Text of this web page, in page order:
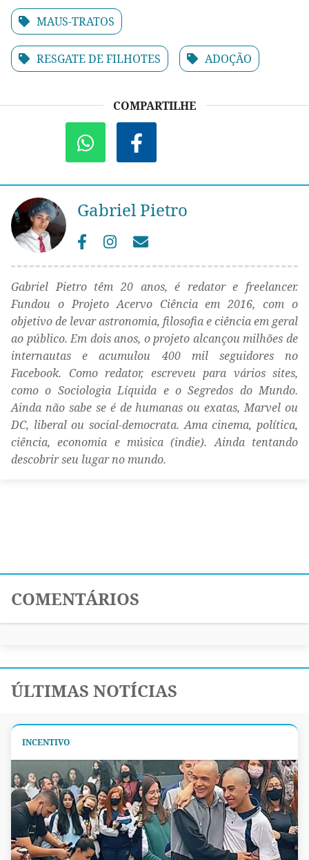
MAUS-TRATOS
RESGATE DE FILHOTES ADOÇÃO
COMPARTILHE
Gabriel Pietro
Gabriel Pietro têm 20 anos, é redator e freelancer.
Fundou o Projeto Acervo Ciência em 2016, com o
objetivo de levar astronomia, filosofia e ciência em geral
ao público. Em dois anos, o projeto alcançou milhões de
internautas e acumulou 400 mil seguidores no
Facebook. Como redator, escreveu para vários sites,
como o Sociologia Líquida e o Segredos do Mundo.
Ainda não sabe se é de humanas ou exatas, Marvel ou
DC, liberal ou social-democrata. Ama cinema, política,
ciência, economia e música (indie). Ainda tentando
descobrir seu lugar no mundo.
COMENTÁRIOS
ÚLTIMAS NOTÍCIAS
INCENTIVO